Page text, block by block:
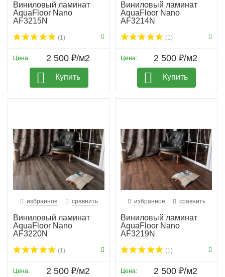
Виниловый ламинат
AquaFloor Nano
AF3215N
(1)
Цена: 2 500 ₽/м2
Купить
Виниловый ламинат
AquaFloor Nano
AF3214N
(1)
Цена: 2 500 ₽/м2
Купить
избранное сравнить
Виниловый ламинат
AquaFloor Nano
AF3220N
(1)
Цена: 2 500 ₽/м2
избранное сравнить
Виниловый ламинат
AquaFloor Nano
AF3219N
(1)
Цена: 2 500 ₽/м2